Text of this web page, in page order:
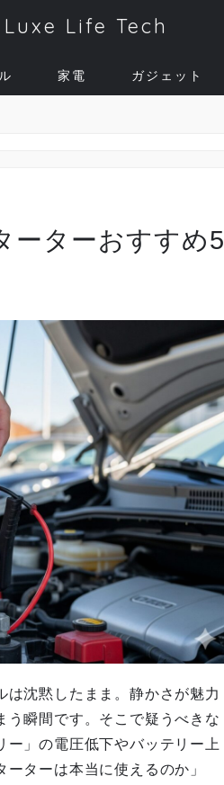
Luxe Life Tech
家電 ガジェット
ーターおすすめ5
沈黙したまま。静かさが魅力
う瞬間です。そこで疑うべきな
」の電圧低下やバッテリー上
ターは本当に使えるのか」